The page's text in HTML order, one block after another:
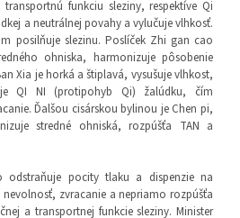
funkciu sleziny, respektíve Qi
a neutrálnej povahy a vylučuje vlhkosť.
posilňuje slezinu. Poslíček Zhi gan cao
ohniska, harmonizuje pôsobenie
Xia je horká a štiplavá, vysušuje vlhkost,
QI NI (protipohyb Qi) žalúdku, čím
Ďalšou cisárskou bylinou je Chen pi,
stredné ohniská, rozpúšťa TAN a
odstraňuje pocity tlaku a dispenzie na
zvracanie a nepriamo rozpúšťa
a transportnej funkcie sleziny. Minister